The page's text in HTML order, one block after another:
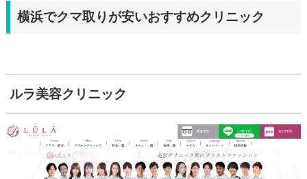
横浜でクマ取りが安いおすすめクリニック
ルラ美容クリニック